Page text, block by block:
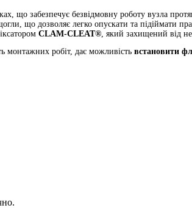
що забезпечує безвідмовну роботу вузла
що дозволяє легко опускати та підіймати
CLAM-CLEAT® , який захищений від
монтажних робіт, дає можливість встановити